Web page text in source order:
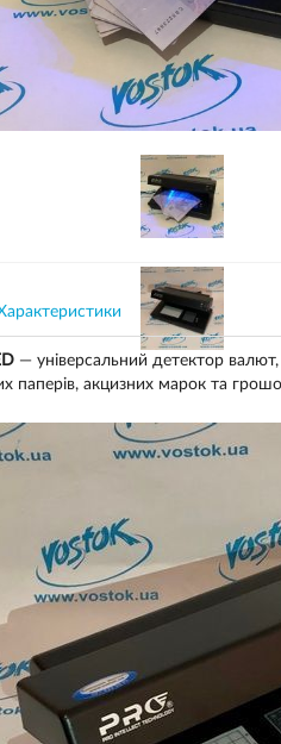
— універсальний детектор
паперів, акцизних марок та